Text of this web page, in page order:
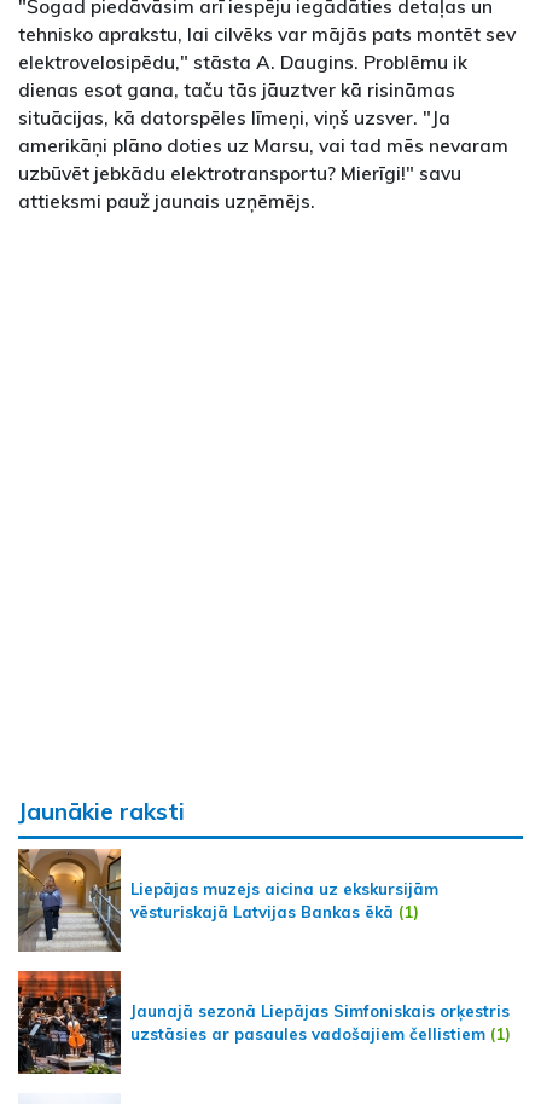
"Šogad piedāvāsim arī iespēju iegādāties detaļas un
tehnisko aprakstu, lai cilvēks var mājās pats montēt sev
elektrovelosipēdu," stāsta A. Daugins. Problēmu ik
dienas esot gana, taču tās jāuztver kā risināmas
situācijas, kā datorspēles līmeņi, viņš uzsver. "Ja
amerikāņi plāno doties uz Marsu, vai tad mēs nevaram
uzbūvēt jebkādu elektrotransportu? Mierīgi!" savu
attieksmi pauž jaunais uzņēmējs.
Jaunākie raksti
Liepājas muzejs aicina uz ekskursijām
vēsturiskajā Latvijas Bankas ēkā (1)
Jaunajā sezonā Liepājas Simfoniskais orķestris
uzstāsies ar pasaules vadošajiem čellistiem (1)